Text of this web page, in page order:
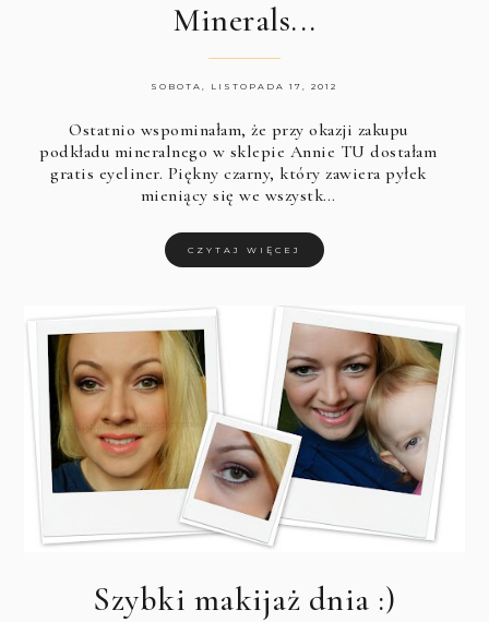
Minerals...
SOBOTA, LISTOPADA 17, 2012
Ostatnio wspominałam, że przy okazji zakupu
podkładu mineralnego w sklepie Annie TU dostałam
gratis eyeliner. Piękny czarny, który zawiera pyłek
mieniący się we wszystk…
CZYTAJ WIĘCEJ
Szybki makijaż dnia :)